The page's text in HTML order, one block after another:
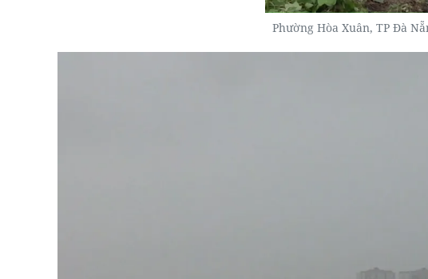
Phường Hòa Xuân, TP Đà